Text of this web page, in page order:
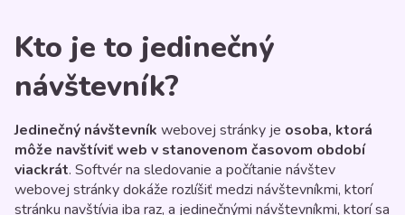
Kto je to jedinečný
návštevník?
Jedinečný návštevník webovej stránky je osoba, ktorá
môže navštíviť web v stanovenom časovom období
viackrát. Softvér na sledovanie a počítanie návštev
webovej stránky dokáže rozlíšiť medzi návštevníkmi, ktorí
stránku navštívia iba raz, a jedinečnými návštevníkmi, ktorí sa